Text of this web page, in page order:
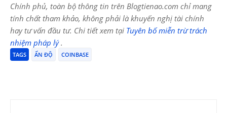
Chính phủ, toàn bộ thông tin trên Blogtienao.com chỉ mang
tính chất tham khảo, không phải là khuyến nghị tài chính
hay tư vấn đầu tư. Chi tiết xem tại Tuyên bố miễn trừ trách
nhiệm pháp lý.
TAGS ẤN ĐỘ COINBASE